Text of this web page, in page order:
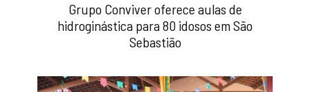
Grupo Conviver oferece aulas de
hidroginástica para 80 idosos em São
Sebastião